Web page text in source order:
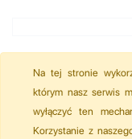
Na tej stronie
którym nasz serwis
wyłączyć ten
Korzystanie z